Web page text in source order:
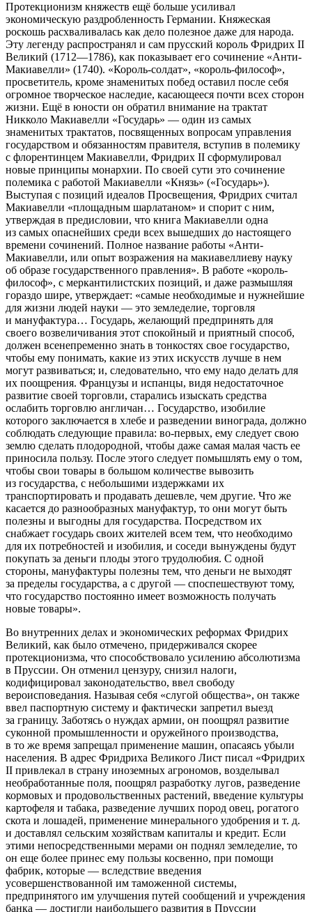
Протекционизм княжеств ещё больше усиливал
экономическую раздробленность Германии. Княжеская
роскошь расхваливалась как дело полезное даже для народа.
Эту легенду распространял и сам прусский король Фридрих II
Великий (1712—1786), как показывает его сочинение «Анти-
Макиавелли» (1740). «Король-солдат», «король-философ»,
просветитель, кроме знаменитых побед оставил после себя
огромное творческое наследие, касающееся почти всех сторон
жизни. Ещё в юности он обратил внимание на трактат
Никколо Макиавелли «Государь» — один из самых
знаменитых трактатов, посвященных вопросам управления
государством и обязанностям правителя, вступив в полемику
с флорентинцем Макиавелли, Фридрих II сформулировал
новые принципы монархии. По своей сути это сочинение
полемика с работой Макиавелли «Князь» («Государь»).
Выступая с позиций идеалов Просвещения, Фридрих считал
Макиавелли «площадным шарлатаном» и спорит с ним,
утверждая в предисловии, что книга Макиавелли одна
из самых опаснейших среди всех вышедших до настоящего
времени сочинений. Полное название работы «Анти-
Макиавелли, или опыт возражения на макиавеллиеву науку
об образе государственного правления». В работе «король-
философ», с меркантилистских позиций, и даже размышляя
гораздо шире, утверждает: «самые необходимые и нужнейшие
для жизни людей науки — это земледелие, торговля
и мануфактура… Государь, желающий предпринять для
своего возвеличивания этот спокойный и приятный способ,
должен всенепременно знать в тонкостях свое государство,
чтобы ему понимать, какие из этих искусств лучше в нем
могут развиваться; и, следовательно, что ему надо делать для
их поощрения. Французы и испанцы, видя недостаточное
развитие своей торговли, старались изыскать средства
ослабить торговлю англичан… Государство, изобилие
которого заключается в хлебе и разведении винограда, должно
соблюдать следующие правила: во-первых, ему следует свою
землю сделать плодородной, чтобы даже самая малая часть ее
приносила пользу. После этого следует помышлять ему о том,
чтобы свои товары в большом количестве вывозить
из государства, с небольшими издержками их
транспортировать и продавать дешевле, чем другие. Что же
касается до разнообразных мануфактур, то они могут быть
полезны и выгодны для государства. Посредством их
снабжает государь своих жителей всем тем, что необходимо
для их потребностей и изобилия, и соседи вынуждены будут
покупать за деньги плоды этого трудолюбия. С одной
стороны, мануфактуры полезны тем, что деньги не выходят
за пределы государства, а с другой — споспешествуют тому,
что государство постоянно имеет возможность получать
новые товары».
Во внутренних делах и экономических реформах Фридрих
Великий, как было отмечено, придерживался скорее
протекционизма, что способствовало усилению абсолютизма
в Пруссии. Он отменил цензуру, снизил налоги,
кодифицировал законодательство, ввел свободу
вероисповедания. Называя себя «слугой общества», он также
ввел паспортную систему и фактически запретил выезд
за границу. Заботясь о нуждах армии, он поощрял развитие
суконной промышленности и оружейного производства,
в то же время запрещал применение машин, опасаясь убыли
населения. В адрес Фридриха Великого Лист писал «Фридрих
II привлекал в страну иноземных агрономов, возделывал
необработанные поля, поощрял разработку лугов, разведение
кормовых и продовольственных растений, введение культуры
картофеля и табака, разведение лучших пород овец, рогатого
скота и лошадей, применение минерального удобрения и т. д.
и доставлял сельским хозяйствам капиталы и кредит. Если
этими непосредственными мерами он поднял земледелие, то
он еще более принес ему пользы косвенно, при помощи
фабрик, которые — вследствие введения
усовершенствованной им таможенной системы,
предпринятого им улучшения путей сообщений и учреждения
банка — достигли наибольшего развития в Пруссии